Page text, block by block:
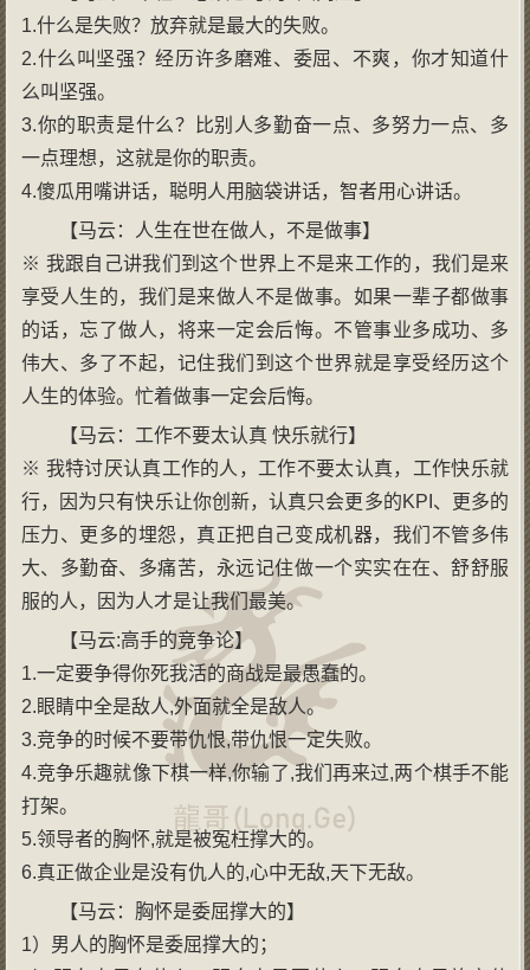
1.什么是失败？放弃就是最大的失败。
2.什么叫坚强？经历许多磨难、委屈、不爽，你才知道什
么叫坚强。
3.你的职责是什么？比别人多勤奋一点、多努力一点、多
一点理想，这就是你的职责。
4.傻瓜用嘴讲话，聪明人用脑袋讲话，智者用心讲话。
【马云：人生在世在做人，不是做事】
※ 我跟自己讲我们到这个世界上不是来工作的，我们是来
享受人生的，我们是来做人不是做事。如果一辈子都做事
的话，忘了做人，将来一定会后悔。不管事业多成功、多
伟大、多了不起，记住我们到这个世界就是享受经历这个
人生的体验。忙着做事一定会后悔。
【马云：工作不要太认真 快乐就行】
※ 我特讨厌认真工作的人，工作不要太认真，工作快乐就
行，因为只有快乐让你创新，认真只会更多的KPI、更多的
压力、更多的埋怨，真正把自己变成机器，我们不管多伟
大、多勤奋、多痛苦，永远记住做一个实实在在、舒舒服
服的人，因为人才是让我们最美。
【马云:高手的竞争论】
1.一定要争得你死我活的商战是最愚蠢的。
2.眼睛中全是敌人,外面就全是敌人。
3.竞争的时候不要带仇恨,带仇恨一定失败。
4.竞争乐趣就像下棋一样,你输了,我们再来过,两个棋手不能
打架。
5.领导者的胸怀,就是被冤枉撑大的。
6.真正做企业是没有仇人的,心中无敌,天下无敌。
【马云：胸怀是委屈撑大的】
1）男人的胸怀是委屈撑大的；